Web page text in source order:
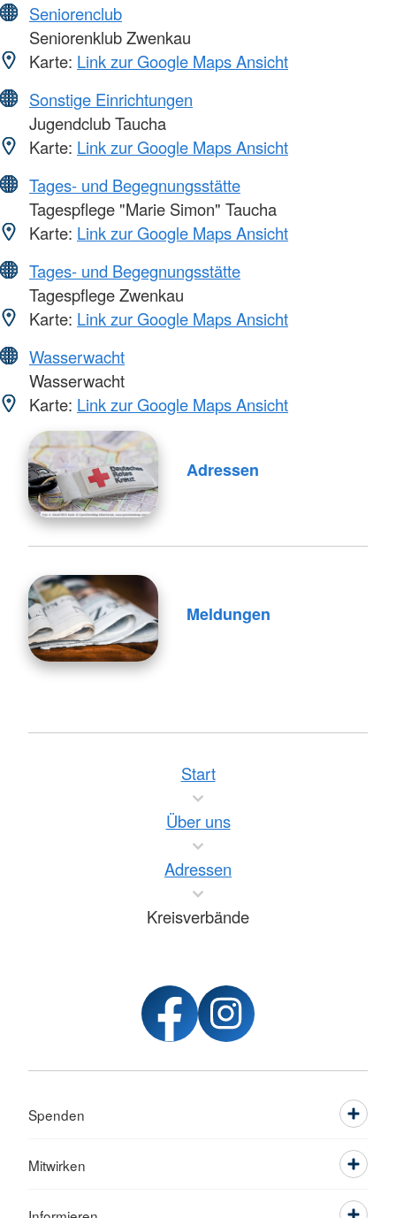
Seniorenclub
Seniorenklub Zwenkau
Karte: Link zur Google Maps Ansicht
Sonstige Einrichtungen
Jugendclub Taucha
Karte: Link zur Google Maps Ansicht
Tages- und Begegnungsstätte
Tagespflege "Marie Simon" Taucha
Karte: Link zur Google Maps Ansicht
Tages- und Begegnungsstätte
Tagespflege Zwenkau
Karte: Link zur Google Maps Ansicht
Wasserwacht
Wasserwacht
Karte: Link zur Google Maps Ansicht
Adressen
Meldungen
Start
Über uns
Adressen
Kreisverbände
Spenden
Mitwirken